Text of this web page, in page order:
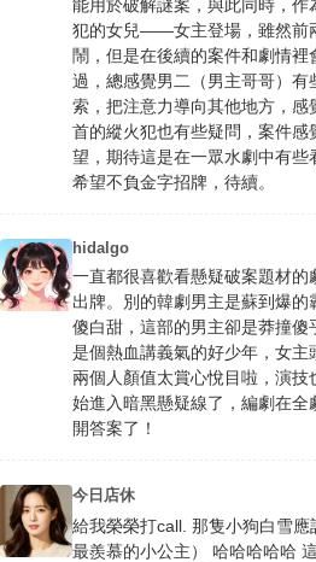
能用於破解謎案，與此同時，作
犯的女兒——女主登場，雖然前
鬧，但是在後續的案件和劇情
過，總感覺男二（男主哥哥）有
索，把注意力導向其他地方，感
首的縱火犯也有些疑問，案件感
望，期待這是在一眾水劇中有些
希望不負金字招牌，待續。
hidalgo
一直都很喜歡看懸疑破案題材的
出牌。別的韓劇男主是蘇到爆
傻白甜，這部的男主卻是莽撞
是個熱血講義氣的好少年，女主
兩個人顏值太賞心悅目啦，演技
始進入暗黑懸疑線了，編劇在全
開答案了！
今日店休
給我榮榮打call. 那隻小狗白雪
最羨慕的小公主） 哈哈哈哈哈